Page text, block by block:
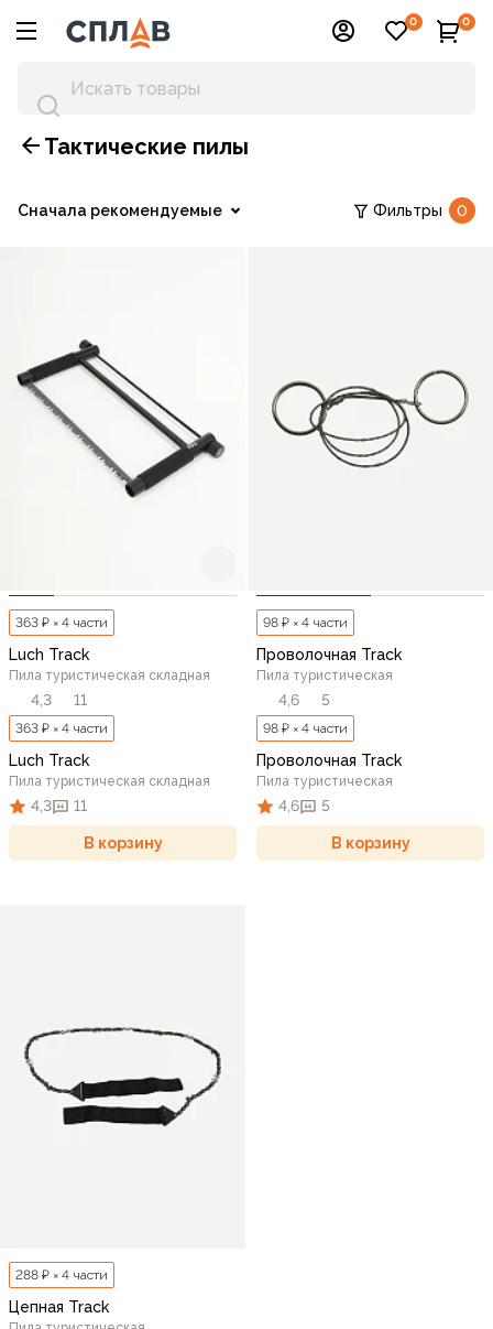
0 0
Тактические пилы
Сначала рекомендуемые Фильтры 0
363 ₽ × 4 части
Luch Track
Пила туристическая складная
4,3 11
363 ₽ × 4 части
Luch Track
Пила туристическая складная
4,3 11
В корзину
98 ₽ × 4 части
Проволочная Track
Пила туристическая
4,6 5
98 ₽ × 4 части
Проволочная Track
Пила туристическая
4,6 5
В корзину
288 ₽ × 4 части
Цепная Track